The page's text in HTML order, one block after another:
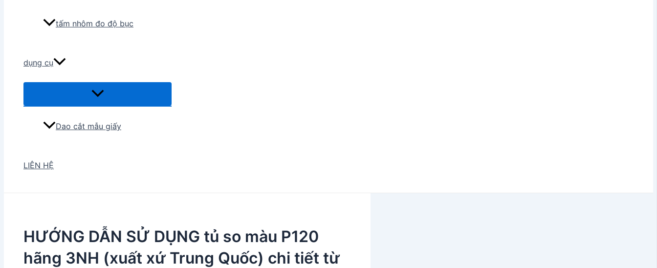
tấm nhôm đo độ bục
dụng cụ
Menu
Dao cắt mẫu giấy
LIÊN HỆ
HƯỚNG DẪN SỬ DỤNG tủ so màu P120
hãng 3NH (xuất xứ Trung Quốc) chi tiết từ